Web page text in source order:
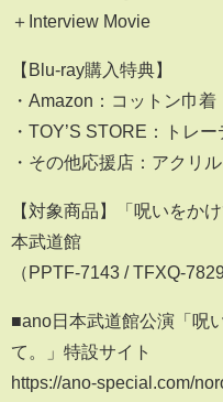
＋Interview Movie
【Blu-ray購入特典】
・Amazon：コットン巾着
・TOY’S STORE：トレ
・その他応援店：アクリ
【対象商品】「呪いをか
本武道館
（PPTF-7143 / TFXQ-
■ano日本武道館公演「呪
て。」特設サイト
https://ano-special.com/